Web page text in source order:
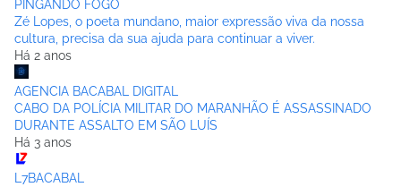
PINGANDO FOGO
Zé Lopes, o poeta mundano, maior expressão viva da nossa
cultura, precisa da sua ajuda para continuar a viver.
Há 2 anos
AGENCIA BACABAL DIGITAL
CABO DA POLÍCIA MILITAR DO MARANHÃO É ASSASSINADO
DURANTE ASSALTO EM SÃO LUÍS
Há 3 anos
L7BACABAL